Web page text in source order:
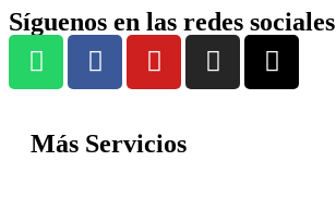
Síguenos en las redes sociales
Más Servicios